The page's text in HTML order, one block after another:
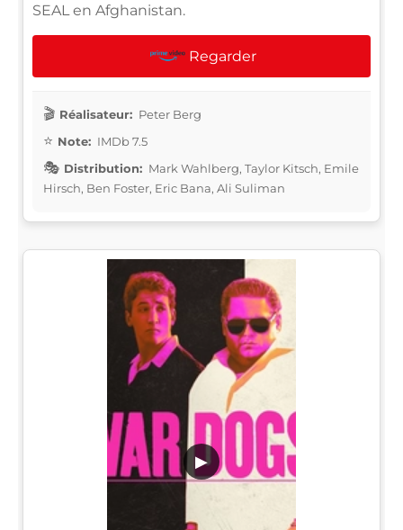
SEAL en Afghanistan.
Regarder
Réalisateur: Peter Berg
Note: IMDb 7.5
Distribution: Mark Wahlberg, Taylor Kitsch, Emile
Hirsch, Ben Foster, Eric Bana, Ali Suliman
▶